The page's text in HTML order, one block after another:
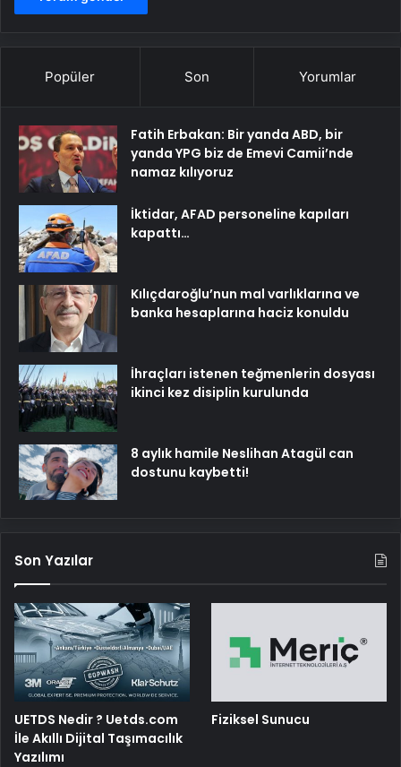
Popüler Son Yorumlar
Fatih Erbakan: Bir yanda ABD, bir
yanda YPG biz de Emevi Camii’nde
namaz kılıyoruz
İktidar, AFAD personeline kapıları
kapattı…
Kılıçdaroğlu’nun mal varlıklarına ve
banka hesaplarına haciz konuldu
İhraçları istenen teğmenlerin dosyası
ikinci kez disiplin kurulunda
8 aylık hamile Neslihan Atagül can
dostunu kaybetti!
Son Yazılar
UETDS Nedir ? Uetds.com
İle Akıllı Dijital Taşımacılık
Yazılımı
Fiziksel Sunucu